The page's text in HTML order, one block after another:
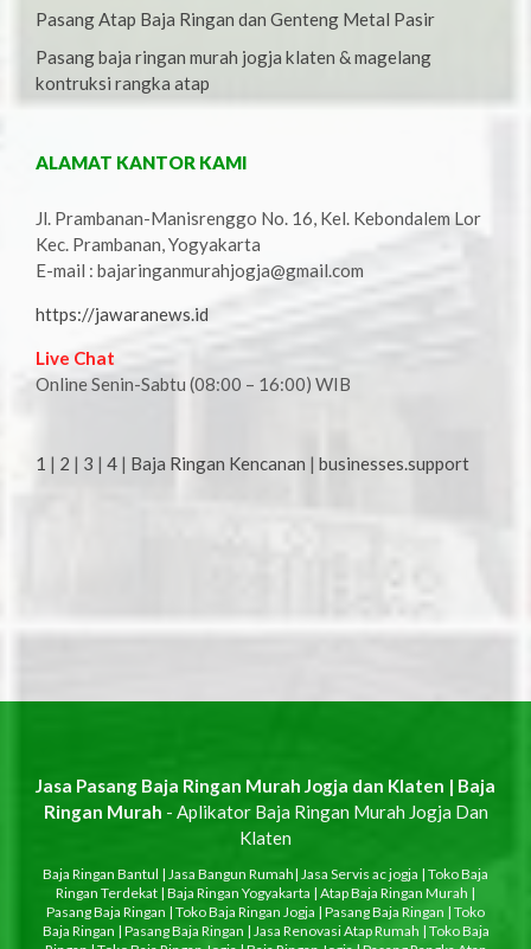
Pasang Atap Baja Ringan dan Genteng Metal Pasir
Pasang baja ringan murah jogja klaten & magelang
kontruksi rangka atap
ALAMAT KANTOR KAMI
Jl. Prambanan-Manisrenggo No. 16, Kel. Kebondalem Lor
Kec. Prambanan, Yogyakarta
E-mail : bajaringanmurahjogja@gmail.com
https://jawaranews.id
Live Chat
Online Senin-Sabtu (08:00 – 16:00) WIB
1 | 2 | 3 | 4 | Baja Ringan Kencanan | businesses.support
Jasa Pasang Baja Ringan Murah Jogja dan Klaten | Baja
Ringan Murah - Aplikator Baja Ringan Murah Jogja Dan
Klaten
Baja Ringan Bantul | Jasa Bangun Rumah| Jasa Servis ac jogja | Toko Baja
Ringan Terdekat | Baja Ringan Yogyakarta | Atap Baja Ringan Murah |
Pasang Baja Ringan | Toko Baja Ringan Jogja | Pasang Baja Ringan | Toko
Baja Ringan | Pasang Baja Ringan | Jasa Renovasi Atap Rumah | Toko Baja